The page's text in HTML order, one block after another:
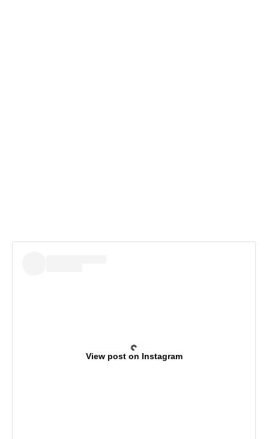
View post on Instagram